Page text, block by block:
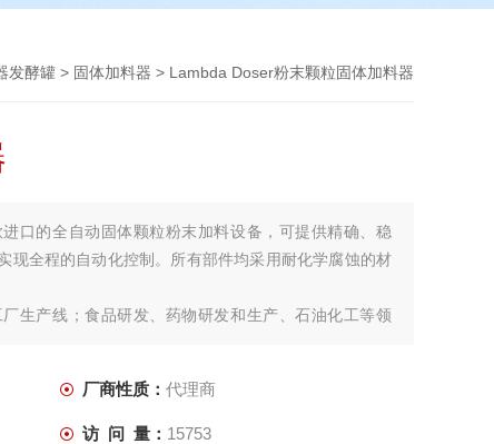
发酵罐 > 固体加料器 > Lambda Doser粉末颗粒固体加料器
口的全自动固体颗粒粉末加料设备，可提供精确、稳
现全程的自动化控制。所有部件均采用耐化学腐蚀的材
生产线；食品研发、药物研发和生产、石油化工等领
厂商性质： 代理商
访 问 量： 15753